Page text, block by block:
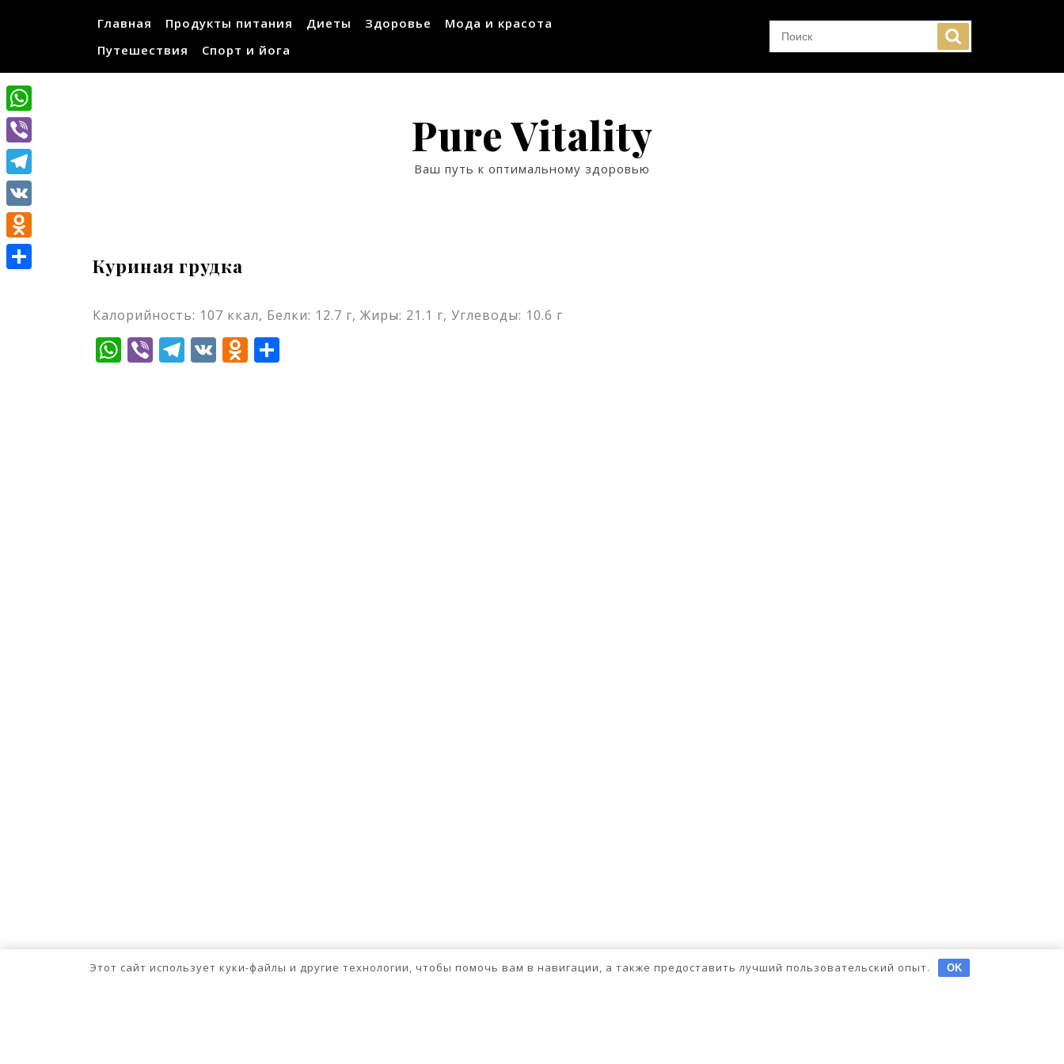
Главная Продукты питания Диеты Здоровье
Мода и красота
Путешествия
Спорт и йога
Pure Vitality
Ваш путь к оптимальному здоровью
Куриная грудка
Калорийность: 107 ккал, Белки: 12.7 г, Жиры: 21.1 г, Углеводы: 10.6 г
WhatsApp
ViberTelegram
VKOdnoklassniki
WhatsApp
Viber
Telegram
VK
Odnoklassniki
Этот сайт использует куки-файлы и другие технологии, чтобы помочь вам в навигации, а также предоставить лучший пользовательский опыт. OK